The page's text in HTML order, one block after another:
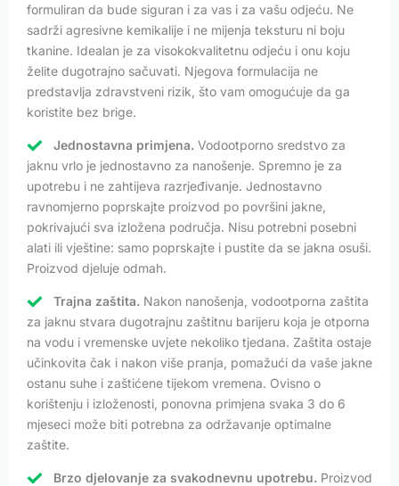
formuliran da bude siguran i za vas i za vašu odjeću. Ne
sadrži agresivne kemikalije i ne mijenja teksturu ni boju
tkanine. Idealan je za visokokvalitetnu odjeću i onu koju
želite dugotrajno sačuvati. Njegova formulacija ne
predstavlja zdravstveni rizik, što vam omogućuje da ga
koristite bez brige.
Jednostavna primjena. Vodootporno sredstvo za
jaknu vrlo je jednostavno za nanošenje. Spremno je za
upotrebu i ne zahtijeva razrjeđivanje. Jednostavno
ravnomjerno poprskajte proizvod po površini jakne,
pokrivajući sva izložena područja. Nisu potrebni posebni
alati ili vještine: samo poprskajte i pustite da se jakna osuši.
Proizvod djeluje odmah.
Trajna zaštita. Nakon nanošenja, vodootporna zaštita
za jaknu stvara dugotrajnu zaštitnu barijeru koja je otporna
na vodu i vremenske uvjete nekoliko tjedana. Zaštita ostaje
učinkovita čak i nakon više pranja, pomažući da vaše jakne
ostanu suhe i zaštićene tijekom vremena. Ovisno o
korištenju i izloženosti, ponovna primjena svaka 3 do 6
mjeseci može biti potrebna za održavanje optimalne
zaštite.
Brzo djelovanje za svakodnevnu upotrebu. Proizvod